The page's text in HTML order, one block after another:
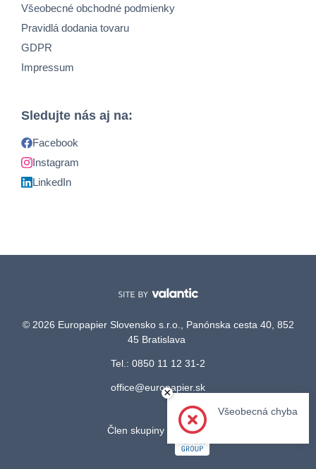
Všeobecné obchodné podmienky
Pravidlá dodania tovaru
GDPR
Impressum
Sledujte nás aj na:
Facebook
Instagram
LinkedIn
© 2026 Europapier Slovensko s.r.o., Panónska cesta 40, 852
45 Bratislava
Tel.: 0850 11 12 31-2
office@europapier.sk
Člen skupiny
×
Všeobecná chyba